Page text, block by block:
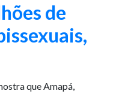
de
que Amapá,